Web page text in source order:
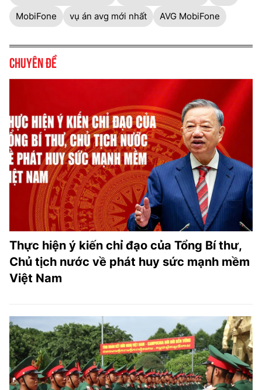
MobiFone
vụ án avg mới nhất AVG MobiFone
Chuyên đề
Thực hiện ý kiến chỉ đạo của Tổng Bí thư,
Chủ tịch nước về phát huy sức mạnh mềm
Việt Nam